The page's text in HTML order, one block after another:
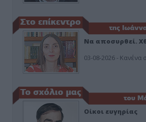
Να αποσυρθεί.
03-08-2026 - Κανένα
Οίκοι ευγηρίας